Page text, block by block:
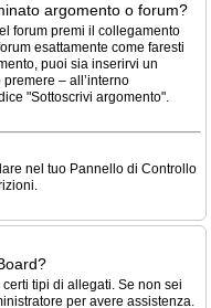
argomento o forum?
forum premi il collegamento
esattamente come faresti
puoi sia inserirvi un
– all’interno
"Sottoscrivi argomento".
nel tuo Pannello di Controllo
tipi di allegati. Se non sei
per avere assistenza.